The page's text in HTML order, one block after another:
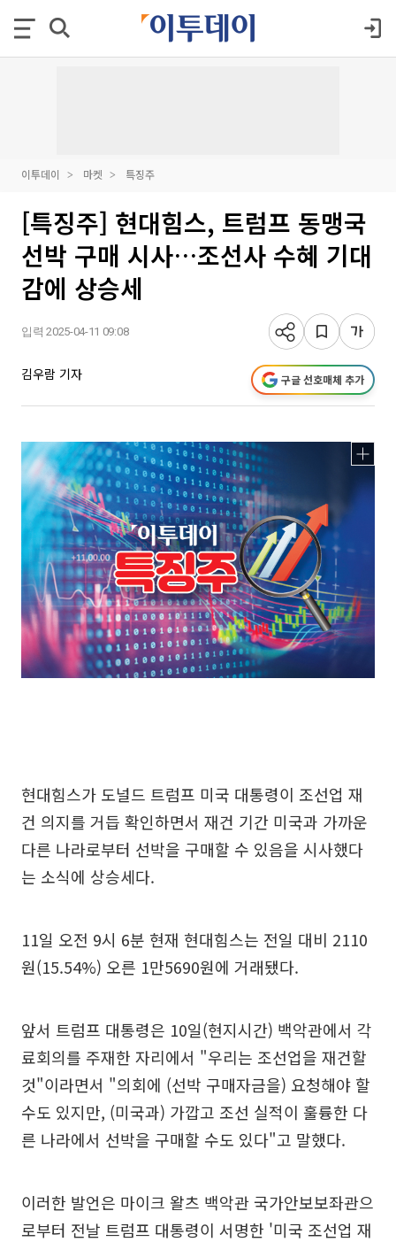
이투데이 마켓 특징주
[특징주] 현대힘스, 트럼프 동맹국
선박 구매 시사…조선사 수혜 기대
감에 상승세
입력 2025-04-11 09:08
김우람 기자 구글 선호매체 추가
현대힘스가 도널드 트럼프 미국 대통령이 조선업 재
건 의지를 거듭 확인하면서 재건 기간 미국과 가까운
다른 나라로부터 선박을 구매할 수 있음을 시사했다
는 소식에 상승세다.
11일 오전 9시 6분 현재 현대힘스는 전일 대비 2110
원(15.54%) 오른 1만5690원에 거래됐다.
앞서 트럼프 대통령은 10일(현지시간) 백악관에서 각
료회의를 주재한 자리에서 "우리는 조선업을 재건할
것"이라면서 "의회에 (선박 구매자금을) 요청해야 할
수도 있지만, (미국과) 가깝고 조선 실적이 훌륭한 다
른 나라에서 선박을 구매할 수도 있다"고 말했다.
이러한 발언은 마이크 왈츠 백악관 국가안보보좌관으
로부터 전날 트럼프 대통령이 서명한 '미국 조선업 재